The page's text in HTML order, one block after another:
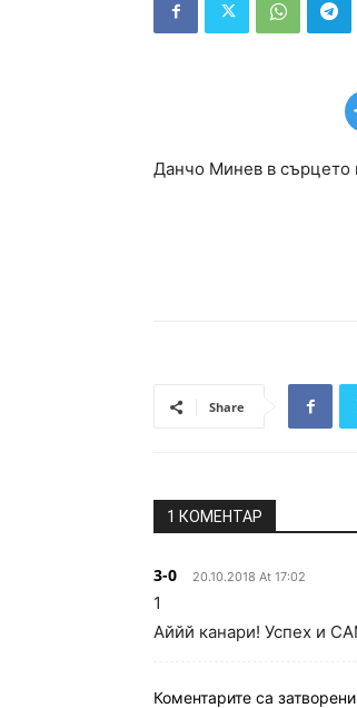
Данчо Минев в сърцето
Share
1 КОМЕНТАР
3-0 20.10.2018 At 17:02
1
Аййй канари! Успех и
Коментарите са затворени